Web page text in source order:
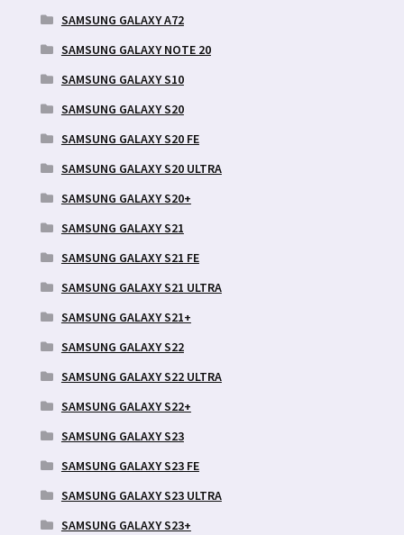
SAMSUNG GALAXY A72
SAMSUNG GALAXY NOTE 20
SAMSUNG GALAXY S10
SAMSUNG GALAXY S20
SAMSUNG GALAXY S20 FE
SAMSUNG GALAXY S20 ULTRA
SAMSUNG GALAXY S20+
SAMSUNG GALAXY S21
SAMSUNG GALAXY S21 FE
SAMSUNG GALAXY S21 ULTRA
SAMSUNG GALAXY S21+
SAMSUNG GALAXY S22
SAMSUNG GALAXY S22 ULTRA
SAMSUNG GALAXY S22+
SAMSUNG GALAXY S23
SAMSUNG GALAXY S23 FE
SAMSUNG GALAXY S23 ULTRA
SAMSUNG GALAXY S23+